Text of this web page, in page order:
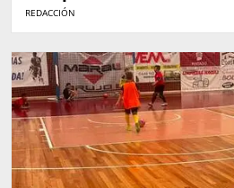
REDACCIÓN